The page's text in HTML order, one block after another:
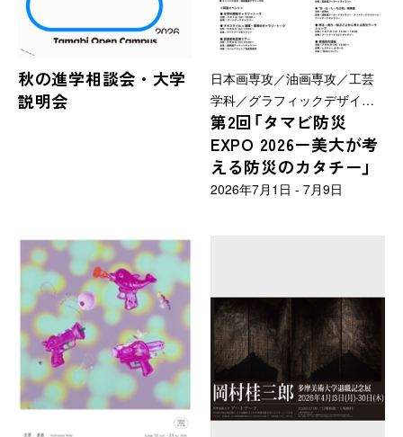
秋の進学相談会・大学
説明会
日本画専攻／油画専攻／工芸
学科／グラフィックデザイン
学科／プロダクトデザイン専
攻／テキスタイルデザイン専
攻／建築・環境デザイン学科
／演劇舞踊デザイン学科／リ
第2回「タマビ防災
EXPO 2026ー美大が考
える防災のカタチー」
2026年7月1日 - 7月9日